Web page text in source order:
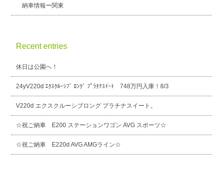
納車情報ー関東
Recent entries
休日は公園へ！
24yV220d ｴｸｽｸﾙｰｼﾌﾞ ﾛﾝｸﾞ ﾌﾟﾗﾁﾅｽｲｰﾄ 748万円入庫！8/3
V220d エクスクルーシブロング プラチナスイート。
☆祝ご納車 E200 ステーションワゴン AVG スポーツ☆
☆祝ご納車 E220d AVG AMGライン☆